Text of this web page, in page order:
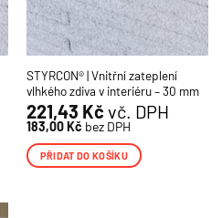
STYRCON® | Vnitřní zateplení
vlhkého zdiva v interiéru – 30 mm
221,43 Kč vč. DPH
183,00Kč bez DPH
PŘIDAT DO KOŠÍKU